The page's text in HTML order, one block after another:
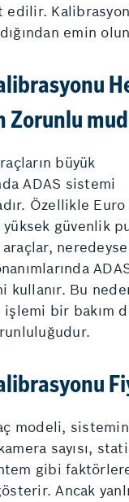
emin
Zorunlu
büyük
ADAS sistemi
Özellikle Euro
güvenlik
kullanır. Bu
işlemi bir bakım
modeli,
sayısı,
gibi
Ancak